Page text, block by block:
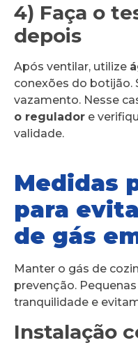
4) Faça o
depois
Após ventilar, utilize
conexões do botijão.
vazamento. Nesse
o regulador e
validade.
Medidas
para
de gás
Manter o gás de
prevenção.
tranquilidade e
Instalação